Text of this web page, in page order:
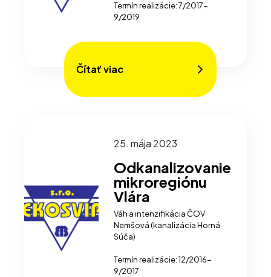
Termín realizácie: 7/2017-
9/2019
Čítať viac
25. mája 2023
Odkanalizovanie
mikroregiónu
Vlára
Váh a intenzifikácia ČOV
Nemšová (kanalizácia Horná
Súča)
Termín realizácie: 12/2016-
9/2017